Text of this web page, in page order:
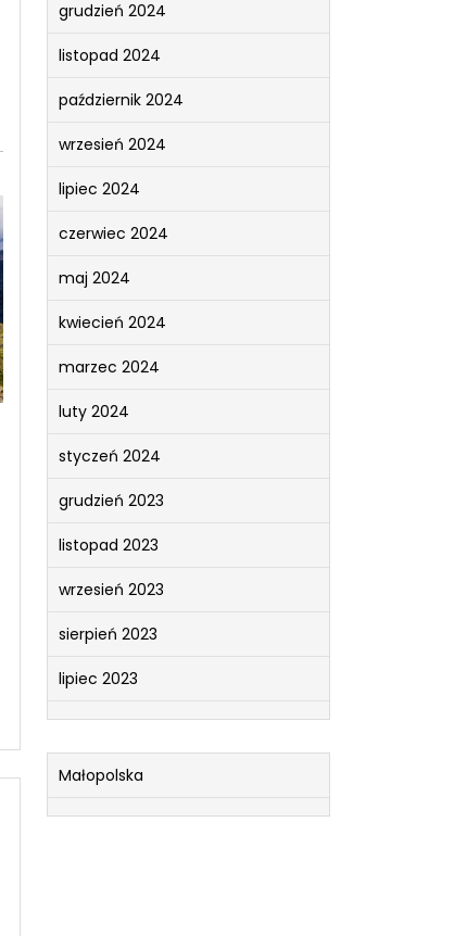
grudzień 2024
listopad 2024
październik 2024
wrzesień 2024
lipiec 2024
czerwiec 2024
maj 2024
kwiecień 2024
marzec 2024
luty 2024
styczeń 2024
grudzień 2023
listopad 2023
wrzesień 2023
sierpień 2023
lipiec 2023
Małopolska